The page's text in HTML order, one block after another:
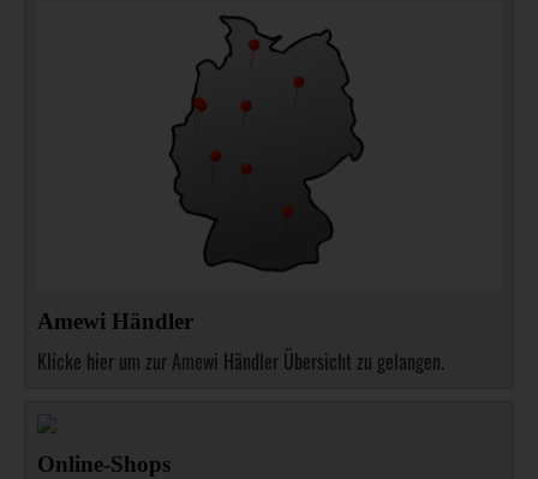
Amewi Händler
Klicke hier um zur Amewi Händler Übersicht zu gelangen.
Online-Shops